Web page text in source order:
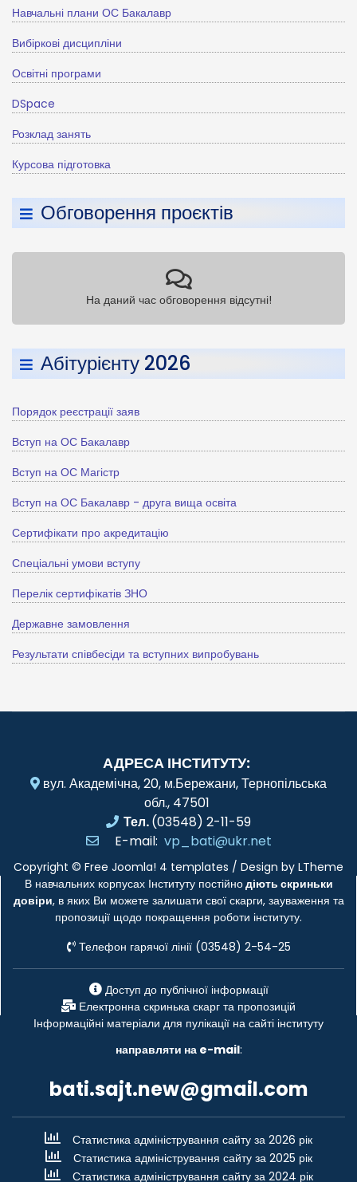
Навчальні плани ОС Бакалавр
Вибіркові дисципліни
Освітні програми
DSpace
Розклад занять
Курсова підготовка
Обговорення проєктів
На даний час обговорення відсутні!
Абітурієнту 2026
Порядок реєстрації заяв
Вступ на ОС Бакалавр
Вступ на ОС Магістр
Вступ на ОС Бакалавр - друга вища освіта
Сертифікати про акредитацію
Спеціальні умови вступу
Перелік сертифікатів ЗНО
Державне замовлення
Результати співбесіди та вступних випробувань
АДРЕСА ІНСТИТУТУ:
вул. Академічна, 20, м.Бережани, Тернопільська
обл., 47501
Тел.(03548) 2-11-59
E-mail: vp_bati@ukr.net
Copyright © Free Joomla! 4 templates / Design by LTheme
В навчальних корпусах Інституту постійнодіють скриньки
довіри, в яких Ви можете залишати свої скарги, зауваження та
пропозиції щодо покращення роботи інституту.
Телефон гарячої лінії (03548) 2-54-25
Доступ до публічної інформації
Електронна скринька скарг та пропозицій
Інформаційні матеріали для пулікації на сайті інституту
направляти на e-mail:
bati.sajt.new@gmail.com
Статистика адміністрування сайту за 2026 рік
Статистика адміністрування сайту за 2025 рік
Статистика адміністрування сайту за 2024 рік